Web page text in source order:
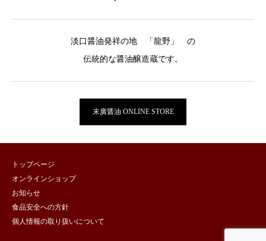
淡口醤油発祥の地 「龍野」 の
伝統的な醤油醸造蔵です。
末廣醤油 ONLINE STORE
トップページ
オンラインショップ
お知らせ
食品安全への方針
個人情報の取り扱いについて